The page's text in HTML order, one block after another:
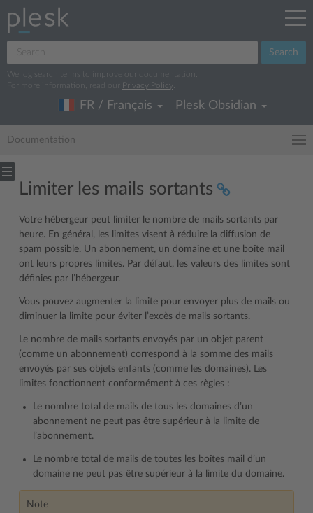
Search
We log search terms to improve our documentation.
For more information, read our
Privacy Policy
FR / Français Plesk Obsidian
Documentation
Limiter les mails sortants
Votre hébergeur peut limiter le nombre de mails sortants par
heure. En général, les limites visent à réduire la diffusion de
spam possible. Un abonnement, un domaine et une boîte mail
ont leurs propres limites. Par défaut, les valeurs des limites sont
définies par l’hébergeur.
Vous pouvez augmenter la limite pour envoyer plus de mails ou
diminuer la limite pour éviter l’excès de mails sortants.
Le nombre de mails sortants envoyés par un objet parent
(comme un abonnement) correspond à la somme des mails
envoyés par ses objets enfants (comme les domaines). Les
limites fonctionnent conformément à ces règles :
Le nombre total de mails de tous les domaines d’un
abonnement ne peut pas être supérieur à la limite de
l’abonnement.
Le nombre total de mails de toutes les boîtes mail d’un
domaine ne peut pas être supérieur à la limite du domaine.
Note